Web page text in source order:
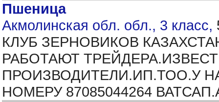
Пшеница
Акмолинская обл. обл., 3 класс,
КЛУБ ЗЕРНОВИКОВ
РАБОТАЮТ
ПРОИЗВОДИТЕЛИ.ИП.ТОО.У
НОМЕРУ 87085044264